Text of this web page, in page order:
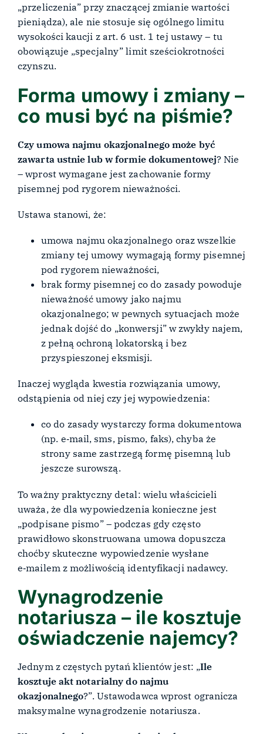
„przeliczenia” przy znaczącej zmianie wartości
pieniądza), ale nie stosuje się ogólnego limitu
wysokości kaucji z art. 6 ust. 1 tej ustawy – tu
obowiązuje „specjalny” limit sześciokrotności
czynszu.
Forma umowy i zmiany –
co musi być na piśmie?
Czy umowa najmu okazjonalnego może być
zawarta ustnie lub w formie dokumentowej? Nie
– wprost wymagane jest zachowanie formy
pisemnej pod rygorem nieważności.
Ustawa stanowi, że:
umowa najmu okazjonalnego oraz wszelkie
zmiany tej umowy wymagają formy pisemnej
pod rygorem nieważności,
brak formy pisemnej co do zasady powoduje
nieważność umowy jako najmu
okazjonalnego; w pewnych sytuacjach może
jednak dojść do „konwersji” w zwykły najem,
z pełną ochroną lokatorską i bez
przyspieszonej eksmisji.
Inaczej wygląda kwestia rozwiązania umowy,
odstąpienia od niej czy jej wypowiedzenia:
co do zasady wystarczy forma dokumentowa
(np. e‑mail, sms, pismo, faks), chyba że
strony same zastrzegą formę pisemną lub
jeszcze surowszą.
To ważny praktyczny detal: wielu właścicieli
uważa, że dla wypowiedzenia konieczne jest
„podpisane pismo” – podczas gdy często
prawidłowo skonstruowana umowa dopuszcza
choćby skuteczne wypowiedzenie wysłane
e‑mailem z możliwością identyfikacji nadawcy.
Wynagrodzenie
notariusza – ile kosztuje
oświadczenie najemcy?
Jednym z częstych pytań klientów jest: „Ile
kosztuje akt notarialny do najmu
okazjonalnego?”. Ustawodawca wprost ogranicza
maksymalne wynagrodzenie notariusza.